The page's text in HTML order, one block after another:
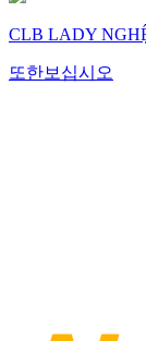
CLB LADY
또한보십시오